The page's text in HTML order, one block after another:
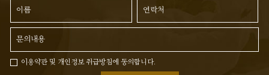
이용약관 및 개인정보 취급방침에 동의합니다.